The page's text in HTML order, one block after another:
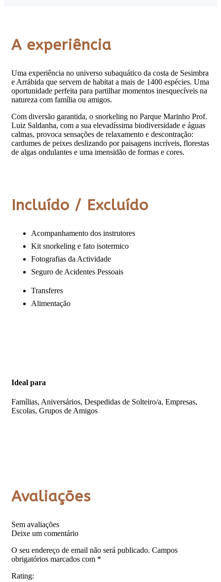
A experiência
Uma experiência no universo subaquático da costa de Sesimbra
e Arrábida que servem de habitat a mais de 1400 espécies. Uma
oportunidade perfeita para partilhar momentos inesquecíveis na
natureza com família ou amigos.
Com diversão garantida, o snorkeling no Parque Marinho Prof.
Luiz Saldanha, com a sua elevadíssima biodiversidade e águas
calmas, provoca sensações de relaxamento e descontração:
cardumes de peixes deslizando por paisagens incríveis, florestas
de algas ondulantes e uma imensidão de formas e cores.
Incluído / Excluído
Acompanhamento dos instrutores
Kit snorkeling e fato isotermico
Fotografias da Actividade
Seguro de Acidentes Pessoais
Transferes
Alimentação
Ideal para
Famílias, Aniversários, Despedidas de Solteiro/a, Empresas,
Escolas, Grupos de Amigos
Avaliações
Sem avaliações
Deixe um comentário
O seu endereço de email não será publicado. Campos
obrigatórios marcados com *
Rating: